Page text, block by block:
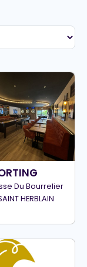
Du Bourrelier
HERBLAIN